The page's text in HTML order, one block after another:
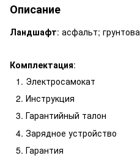
Описание
Ландшафт: асфальт;
Комплектация:
Электросамокат
Инструкция
Гарантийный талон
Зарядное устройство
Гарантия